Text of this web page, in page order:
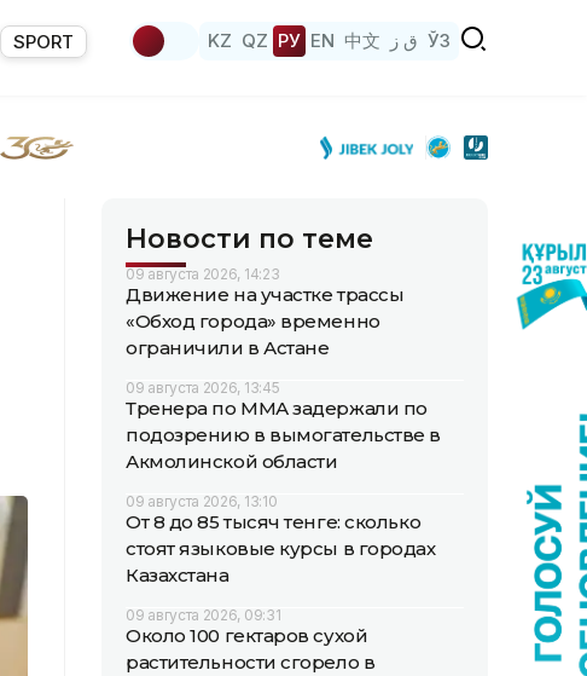
SPORT KZ QZ РУ EN 中文 ق ز ЎЗ
Новости по теме
09 августа 2026, 14:23
Движение на участке трассы
«Обход города» временно
ограничили в Астане
09 августа 2026, 13:45
Тренера по ММА задержали по
подозрению в вымогательстве в
Акмолинской области
09 августа 2026, 13:10
От 8 до 85 тысяч тенге: сколько
стоят языковые курсы в городах
Казахстана
09 августа 2026, 09:31
Около 100 гектаров сухой
растительности сгорело в